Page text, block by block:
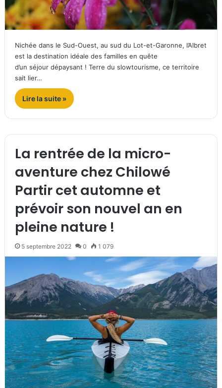
Nichée dans le Sud-Ouest, au sud du Lot-et-Garonne, l’Albret
est la destination idéale des familles en quête
d’un séjour dépaysant ! Terre du slowtourisme, ce territoire
sait lier…
Lire la suite »
La rentrée de la micro-
aventure chez Chilowé
Partir cet automne et
prévoir son nouvel an en
pleine nature !
5 septembre 2022 0 1 079